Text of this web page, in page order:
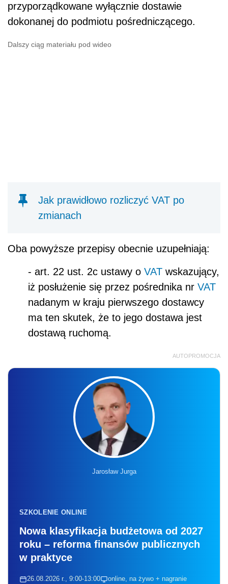
przyporządkowane wyłącznie dostawie
dokonanej do podmiotu pośredniczącego.
Dalszy ciąg materiału pod wideo
Jak prawidłowo rozliczyć VAT po
zmianach
Oba powyższe przepisy obecnie uzupełniają:
- art. 22 ust. 2c ustawy o VAT wskazujący,
iż posłużenie się przez pośrednika nr VAT
nadanym w kraju pierwszego dostawcy
ma ten skutek, że to jego dostawa jest
dostawą ruchomą.
AUTOPROMOCJA
Jarosław Jurga
SZKOLENIE ONLINE
Nowa klasyfikacja budżetowa od 2027
roku – reforma finansów publicznych
w praktyce
26.08.2026 r., 9:00-13:00 online, na żywo + nagranie